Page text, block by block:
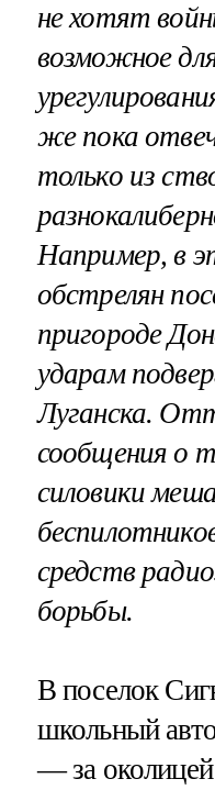
не хотят
возможное
же пока
только из
Например, в
обстрелян
пригороде
ударам
Луганска.
сообщения о
силовики
средств
борьбы.
В поселок
школьный
— за